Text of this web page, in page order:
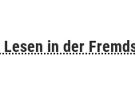
in der